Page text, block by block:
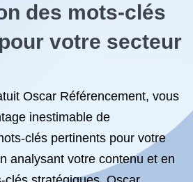
des mots-clés
votre secteur
Oscar Référencement, vous
inestimable de
clés pertinents pour votre
analysant votre contenu et en